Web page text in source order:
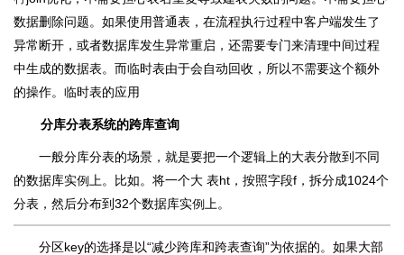
数据删除问题。如果使用普通表，在流程执行过程中客户端发生了
异常断开，或者数据库发生异常重启，还需要专门来清理中间过程
中生成的数据表。而临时表由于会自动回收，所以不需要这个额外
的操作。临时表的应用
分库分表系统的跨库查询
一般分库分表的场景，就是要把一个逻辑上的大表分散到不同
的数据库实例上。比如。将一个大 表ht，按照字段f，拆分成1024个
分表，然后分布到32个数据库实例上。
分区key的选择是以“减少跨库和跨表查询”为依据的。如果大部